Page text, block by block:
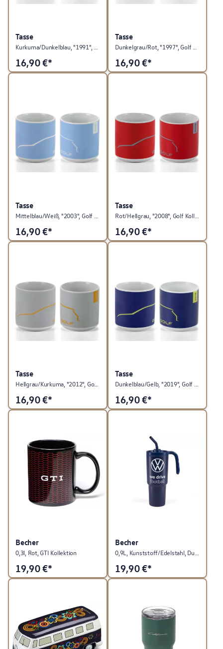
Tasse
Kurkuma/Dunkelblau, "1991", Golf Kollektion
16,90€*
Tasse
Dunkelgrau/Rot, "1997", Golf Kollektion
16,90€*
Tasse
16,90€*
Tasse
Rot/Hellgrau, "2008", Golf Kollektion
16,90€*
Tasse
Hellgrau/Kurkuma, "2012", Golf Kollektion
16,90€*
Tasse
Dunkelblau/Gelb, "2019", Golf Kollektion
16,90€*
Becher
0,3l, Rot, GTI Kollektion
19,90€*
Becher
19,90€*